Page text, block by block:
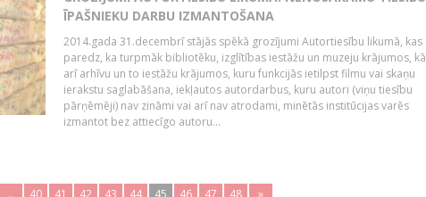
ĪPAŠNIEKU DARBU IZMANTOŠANA
2014.gada 31.decembrī stājās spēkā grozījumi Autortiesību likumā, kas
paredz, ka turpmāk bibliotēku, izglītības iestāžu un muzeju krājumos, kā
arī arhīvu un to iestāžu krājumos, kuru funkcijās ietilpst filmu vai skaņu
ierakstu saglabāšana, iekļautos autordarbus, kuru autori (viņu tiesību
pārņēmēji) nav zināmi vai arī nav atrodami, minētās institūcijas varēs
izmantot bez attiecīgo autoru...
.. 40 41 42 43 44 45 46 47 48 »